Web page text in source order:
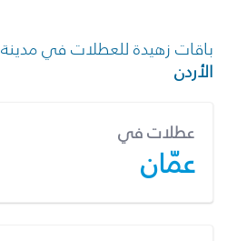
باقات زهيدة للعطلات في مدينة
الأردن
عطلات في
عمّان